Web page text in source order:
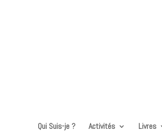
Qui Suis-je ? Activités Livres